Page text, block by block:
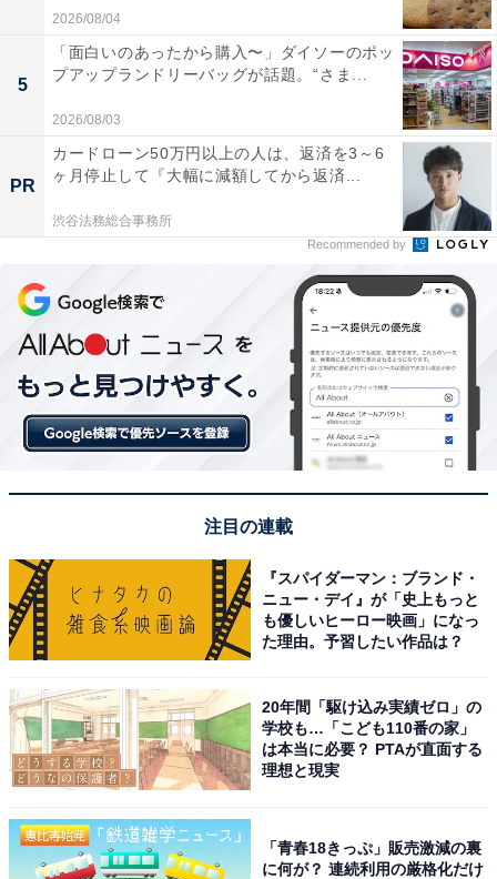
2026/08/04
5
「面白いのあったから購入〜」ダイソーのポッ
プアップランドリーバッグが話題。“さま...
2026/08/03
PR
カードローン50万円以上の人は、返済を3～6
ヶ月停止して『大幅に減額してから返済...
渋谷法務総合事務所
Recommended by
注目の連載
『スパイダーマン：ブランド・
ニュー・デイ』が「史上もっと
も優しいヒーロー映画」になっ
た理由。予習したい作品は？
20年間「駆け込み実績ゼロ」の
学校も…「こども110番の家」
は本当に必要？ PTAが直面する
理想と現実
「青春18きっぷ」販売激減の裏
に何が？ 連続利用の厳格化だけ